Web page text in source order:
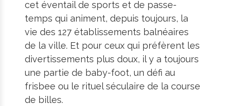
cet éventail de sports et de passe-
temps qui animent, depuis toujours, la
vie des 127 établissements balnéaires
de la ville. Et pour ceux qui préfèrent les
divertissements plus doux, il y a toujours
une partie de baby-foot, un défi au
frisbee ou le rituel séculaire de la course
de billes.